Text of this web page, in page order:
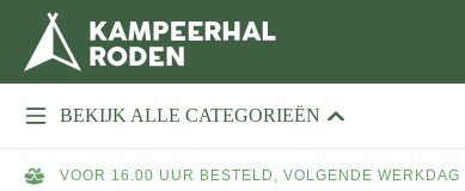
BEKIJK ALLE CATEGORIEËN
VOOR 16.00 UUR BESTELD, VOLGENDE WERKDAG